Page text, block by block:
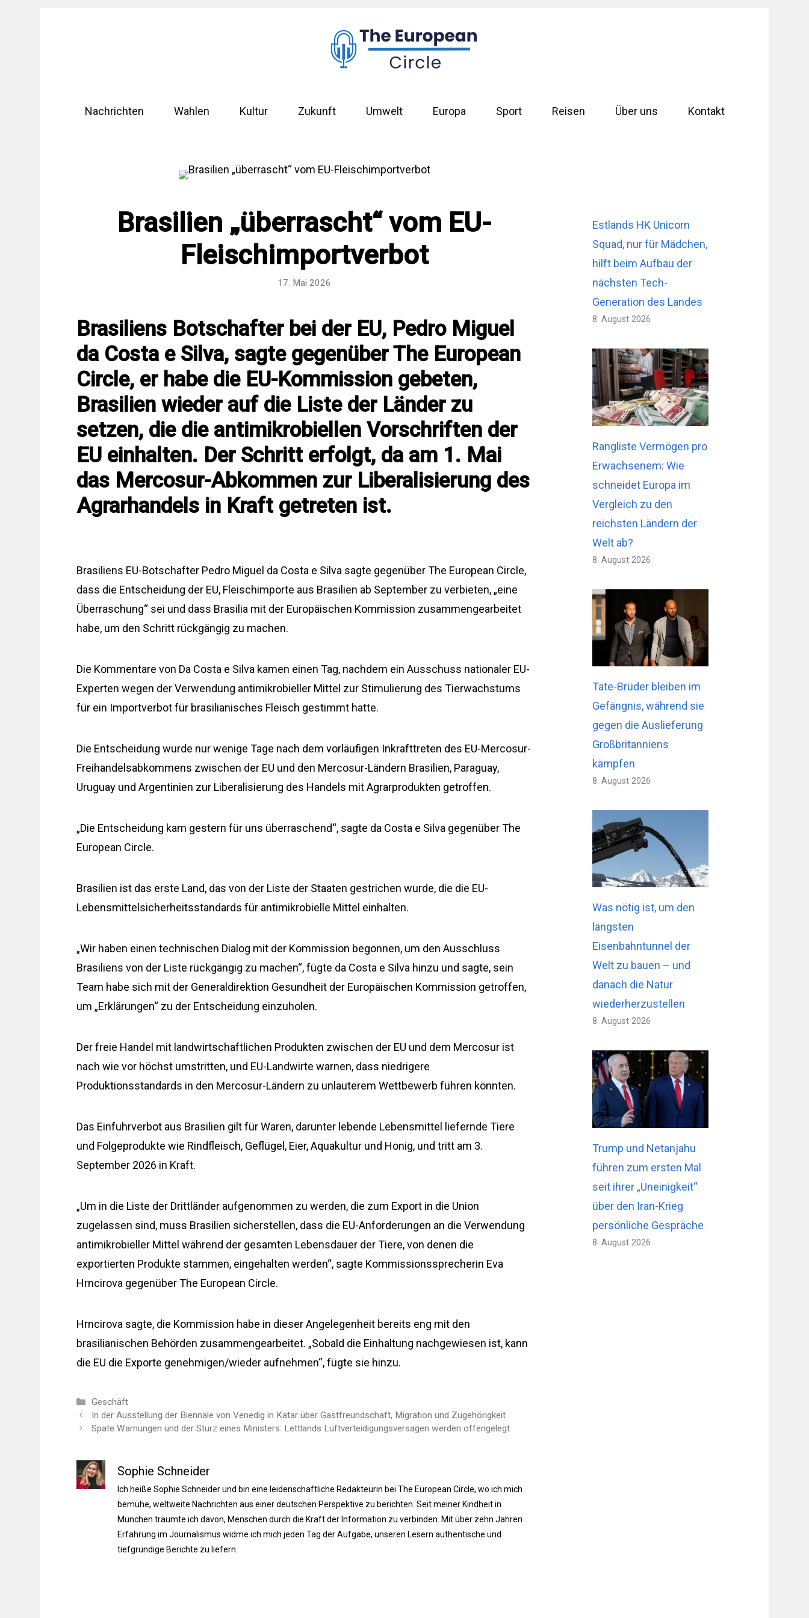
Nachrichten Wahlen Kultur Zukunft Umwelt Europa Sport Reisen Über uns Kontakt
Brasilien „überrascht“ vom EU-
Fleischimportverbot
17. Mai 2026
Brasiliens Botschafter bei der EU, Pedro Miguel
da Costa e Silva, sagte gegenüber The European
Circle, er habe die EU-Kommission gebeten,
Brasilien wieder auf die Liste der Länder zu
setzen, die die antimikrobiellen Vorschriften der
EU einhalten. Der Schritt erfolgt, da am 1. Mai
das Mercosur-Abkommen zur Liberalisierung des
Agrarhandels in Kraft getreten ist.
Brasiliens EU-Botschafter Pedro Miguel da Costa e Silva sagte gegenüber The European Circle,
dass die Entscheidung der EU, Fleischimporte aus Brasilien ab September zu verbieten, „eine
Überraschung“ sei und dass Brasilia mit der Europäischen Kommission zusammengearbeitet
habe, um den Schritt rückgängig zu machen.
Die Kommentare von Da Costa e Silva kamen einen Tag, nachdem ein Ausschuss nationaler EU-
Experten wegen der Verwendung antimikrobieller Mittel zur Stimulierung des Tierwachstums
für ein Importverbot für brasilianisches Fleisch gestimmt hatte.
Die Entscheidung wurde nur wenige Tage nach dem vorläufigen Inkrafttreten des EU-Mercosur-
Freihandelsabkommens zwischen der EU und den Mercosur-Ländern Brasilien, Paraguay,
Uruguay und Argentinien zur Liberalisierung des Handels mit Agrarprodukten getroffen.
„Die Entscheidung kam gestern für uns überraschend“, sagte da Costa e Silva gegenüber The
European Circle.
Brasilien ist das erste Land, das von der Liste der Staaten gestrichen wurde, die die EU-
Lebensmittelsicherheitsstandards für antimikrobielle Mittel einhalten.
„Wir haben einen technischen Dialog mit der Kommission begonnen, um den Ausschluss
Brasiliens von der Liste rückgängig zu machen“, fügte da Costa e Silva hinzu und sagte, sein
Team habe sich mit der Generaldirektion Gesundheit der Europäischen Kommission getroffen,
um „Erklärungen“ zu der Entscheidung einzuholen.
Der freie Handel mit landwirtschaftlichen Produkten zwischen der EU und dem Mercosur ist
nach wie vor höchst umstritten, und EU-Landwirte warnen, dass niedrigere
Produktionsstandards in den Mercosur-Ländern zu unlauterem Wettbewerb führen könnten.
Das Einfuhrverbot aus Brasilien gilt für Waren, darunter lebende Lebensmittel liefernde Tiere
und Folgeprodukte wie Rindfleisch, Geflügel, Eier, Aquakultur und Honig, und tritt am 3.
September 2026 in Kraft.
„Um in die Liste der Drittländer aufgenommen zu werden, die zum Export in die Union
zugelassen sind, muss Brasilien sicherstellen, dass die EU-Anforderungen an die Verwendung
antimikrobieller Mittel während der gesamten Lebensdauer der Tiere, von denen die
exportierten Produkte stammen, eingehalten werden“, sagte Kommissionssprecherin Eva
Hrncirova gegenüber The European Circle.
Hrncirova sagte, die Kommission habe in dieser Angelegenheit bereits eng mit den
brasilianischen Behörden zusammengearbeitet. „Sobald die Einhaltung nachgewiesen ist, kann
die EU die Exporte genehmigen/wieder aufnehmen“, fügte sie hinzu.
Kategorien
Geschäft
In der Ausstellung der Biennale von Venedig in Katar über Gastfreundschaft, Migration und Zugehörigkeit
Späte Warnungen und der Sturz eines Ministers: Lettlands Luftverteidigungsversagen werden offengelegt
Sophie Schneider
Ich heiße Sophie Schneider und bin eine leidenschaftliche Redakteurin bei The European Circle, wo ich mich
bemühe, weltweite Nachrichten aus einer deutschen Perspektive zu berichten. Seit meiner Kindheit in
München träumte ich davon, Menschen durch die Kraft der Information zu verbinden. Mit über zehn Jahren
Erfahrung im Journalismus widme ich mich jeden Tag der Aufgabe, unseren Lesern authentische und
tiefgründige Berichte zu liefern.
Estlands HK Unicorn
Squad, nur für Mädchen,
hilft beim Aufbau der
nächsten Tech-
Generation des Landes
8. August 2026
Rangliste Vermögen pro
Erwachsenem: Wie
schneidet Europa im
Vergleich zu den
reichsten Ländern der
Welt ab?
8. August 2026
Tate-Brüder bleiben im
Gefängnis, während sie
gegen die Auslieferung
Großbritanniens
kämpfen
8. August 2026
Was nötig ist, um den
längsten
Eisenbahntunnel der
Welt zu bauen – und
danach die Natur
wiederherzustellen
8. August 2026
Trump und Netanjahu
führen zum ersten Mal
seit ihrer „Uneinigkeit“
über den Iran-Krieg
persönliche Gespräche
8. August 2026